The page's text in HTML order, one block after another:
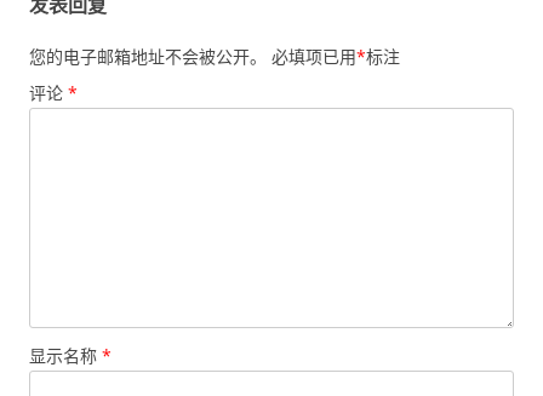
您的电子邮箱地址不会被公开。 必填项已用*标注
评论 *
显示名称 *